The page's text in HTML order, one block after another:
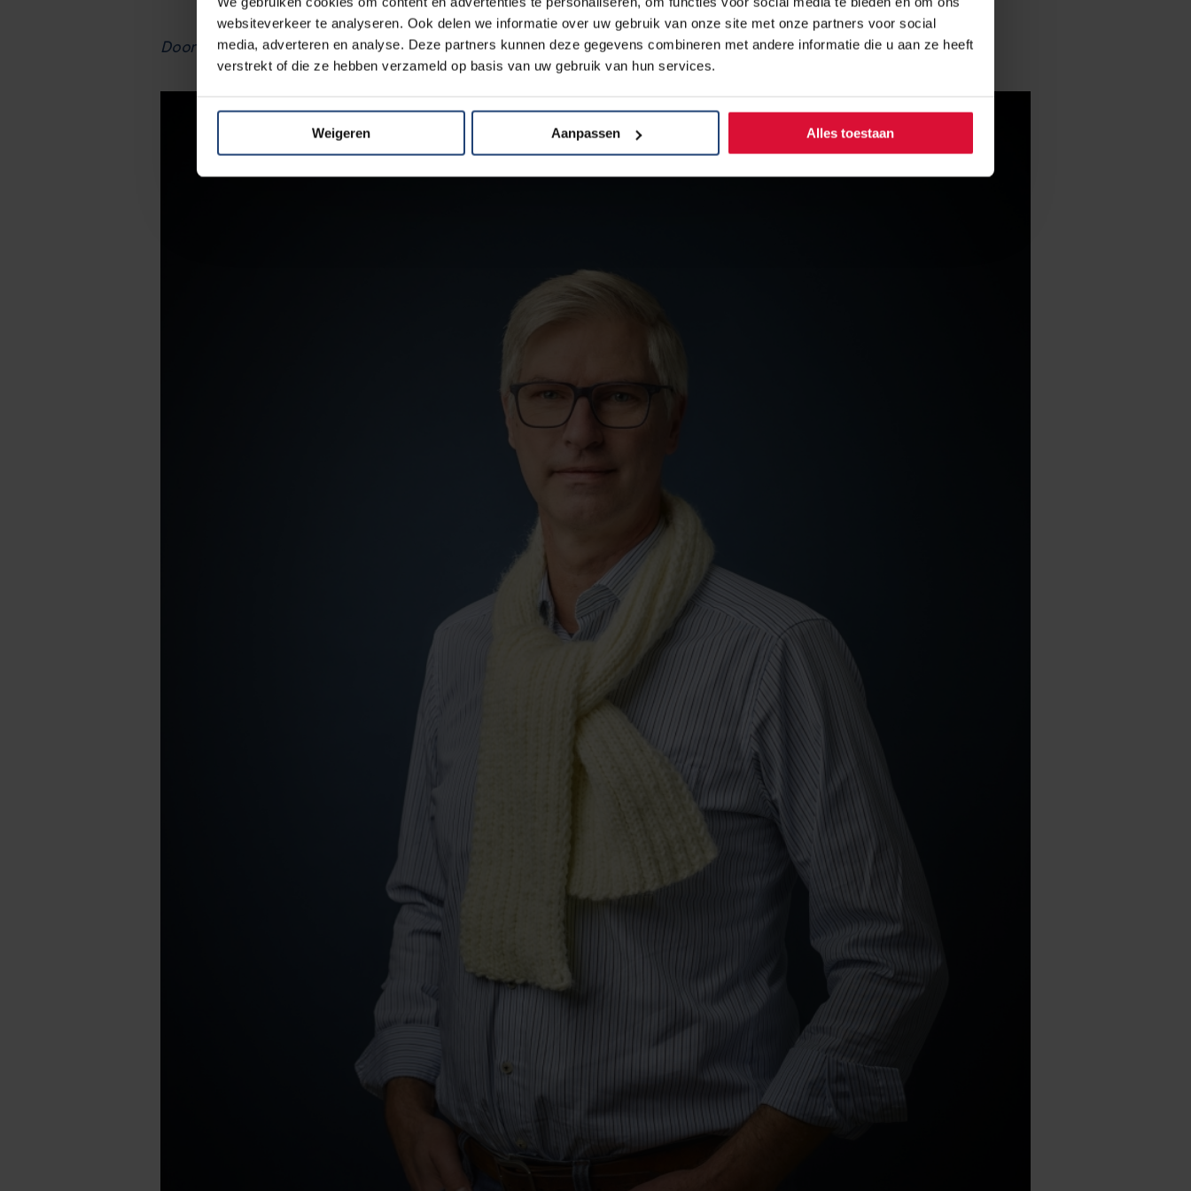
websiteverkeer te analyseren. Ook delen we informatie over uw gebruik van onze site met onze partners voor social
media, adverteren en analyse. Deze partners kunnen deze gegevens combineren met andere informatie die u aan ze heeft
verstrekt of die ze hebben verzameld op basis van uw gebruik van hun services.
Weigeren Aanpassen Alles toestaan
Door Nanno Benninga, foto: Michel Campfens